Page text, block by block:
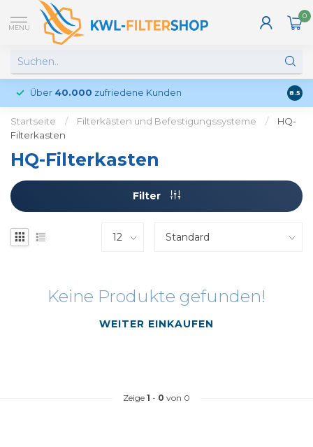
MENU
0
Über 40.000 zufriedene Kunden 8.5
Startseite / Filterkästen und Befestigungssysteme /
HQ-
Filterkasten
HQ-Filterkasten
Filter
Keine Produkte gefunden!
WEITER EINKAUFEN
Zeige 1 - 0 von 0